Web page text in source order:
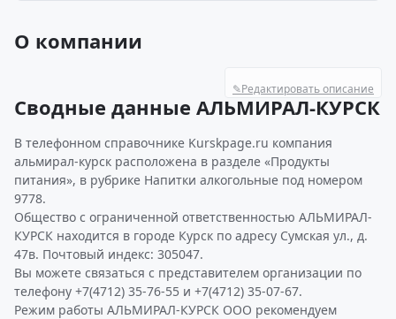
О компании
✎Редактировать описание
Сводные данные АЛЬМИРАЛ-КУРСК
В телефонном справочнике Kurskpage.ru компания
альмирал-курск расположена в разделе «Продукты
питания», в рубрике Напитки алкогольные под номером
9778.
Общество с ограниченной ответственностью АЛЬМИРАЛ-
КУРСК находится в городе Курск по адресу Сумская ул., д.
47в. Почтовый индекс: 305047.
Вы можете связаться с представителем организации по
телефону +7(4712) 35-76-55 и +7(4712) 35-07-67.
Режим работы АЛЬМИРАЛ-КУРСК ООО рекомендуем